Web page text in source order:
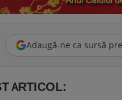
Adaugă-ne ca sursă
ARTICOL: